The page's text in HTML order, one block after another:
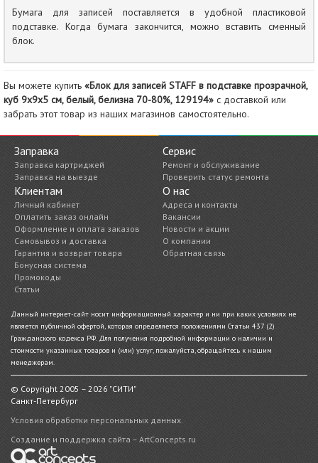
Бумага для записей поставляется в удобной пластиковой
подставке. Когда бумага закончится, можно вставить сменный
блок.
Вы можете купить «Блок для записей STAFF в подставке прозрачной,
куб 9х9х5 см, белый, белизна 70-80%, 129194» с доставкой или
забрать этот товар из наших магазинов самостоятельно.
Заправка
Заправка картриджей
Заправка на выезде
Сервис
Ремонт и обслуживание
Проверить статус ремонта
Клиентам
Личный кабинет
Оплатить заказ онлайн
Оформление и оплата заказов
Самовывоз и доставка
Гарантия и возврат товара
Бонусная система
Промокоды
Статьи
О нас
Адреса и контакты
Вакансии
Новости и акции
О компании
Обратная связь
Данный интернет-сайт носит информационный характер и ни при каких условиях не
является публичной офертой, которая определяется положениями Статьи 437 (2)
Гражданского кодекса РФ. Для получения подробной информации о наличии и
стоимости указанных товаров и (или) услуг, пожалуйста, обращайтесь к нашим
менеджерам.
© Copyright 2005 – 2026 "СИТИ"
Санкт-Петербург
Условия обработки персональных данных.
Создание и поддержка сайта – ArtConcepts.ru